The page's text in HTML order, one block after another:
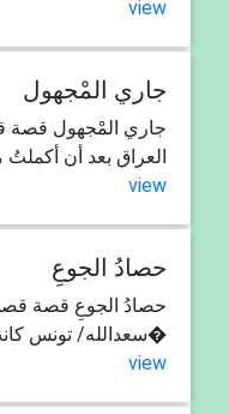
view
جاري المْجهول
جاري المْجهول قصة
العراق بعد أن أكملتُ
view
حصادُ الجوعِ
سعدالله/ تونس كانت هيلين تحملق وا�
view